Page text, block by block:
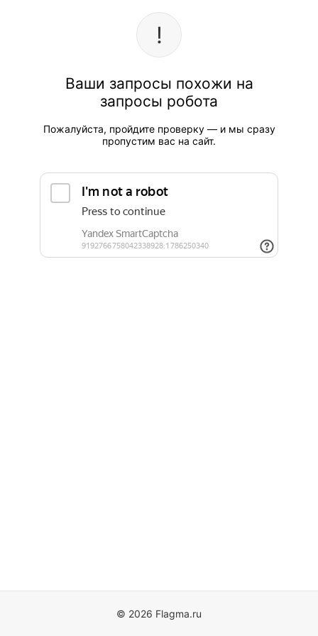
Ваши запросы похожи на
запросы робота
Пожалуйста, пройдите проверку — и мы сразу
пропустим вас на сайт.
© 2026 Flagma.ru